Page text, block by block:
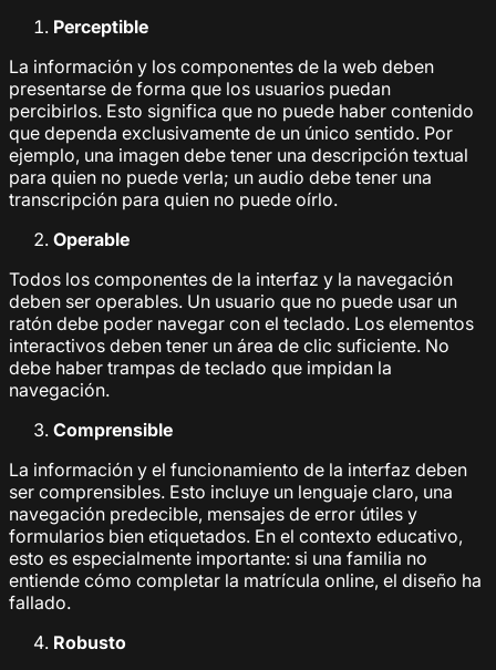
Perceptible
La información y los componentes de la web deben
presentarse de forma que los usuarios puedan
percibirlos. Esto significa que no puede haber contenido
que dependa exclusivamente de un único sentido. Por
ejemplo, una imagen debe tener una descripción textual
para quien no puede verla; un audio debe tener una
transcripción para quien no puede oírlo.
Operable
Todos los componentes de la interfaz y la navegación
deben ser operables. Un usuario que no puede usar un
ratón debe poder navegar con el teclado. Los elementos
interactivos deben tener un área de clic suficiente. No
debe haber trampas de teclado que impidan la
navegación.
Comprensible
La información y el funcionamiento de la interfaz deben
ser comprensibles. Esto incluye un lenguaje claro, una
navegación predecible, mensajes de error útiles y
formularios bien etiquetados. En el contexto educativo,
esto es especialmente importante: si una familia no
entiende cómo completar la matrícula online, el diseño ha
fallado.
Robusto